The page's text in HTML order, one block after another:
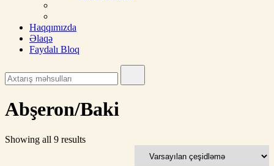
Haqqımızda
Əlaqə
Faydalı Bloq
for:
Abşeron/Baki
Showing all 9 results